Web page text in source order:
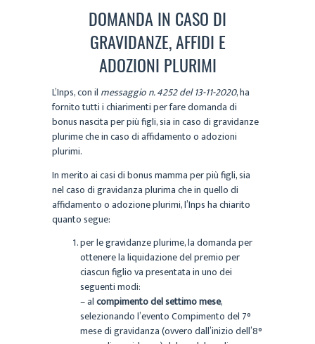
DOMANDA IN CASO DI
GRAVIDANZE, AFFIDI E
ADOZIONI PLURIMI
L’Inps, con il messaggio n. 4252 del 13-11-2020, ha
fornito tutti i chiarimenti per fare domanda di
bonus nascita per più figli, sia in caso di gravidanze
plurime che in caso di affidamento o adozioni
plurimi.
In merito ai casi di bonus mamma per più figli, sia
nel caso di gravidanza plurima che in quello di
affidamento o adozione plurimi, l’Inps ha chiarito
quanto segue:
per le gravidanze plurime, la domanda per
ottenere la liquidazione del premio per
ciascun figlio va presentata in uno dei
seguenti modi:
– alcompimento del settimo mese,
selezionando l’evento Compimento del 7°
mese di gravidanza (ovvero dall’inizio dell’8°